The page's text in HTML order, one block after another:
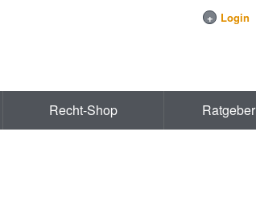
+ Login
Recht-Shop Ratgeber